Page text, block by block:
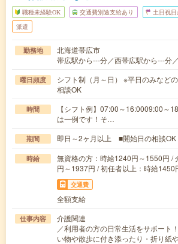
職種未経験OK 交通費別途支給あり 土日祝
派遣
勤務地
北海道帯広市
帯広駅から---分／西帯広駅から---分
曜日頻度
シフト制（月～日） ※平日のみなど
相談OK
時間
【シフト例】07:00～16:0009:00～
は一例です！そ…
期間 即日～2ヶ月以上 ■開始日の相談OK
時給
無資格の方：時給1240円～1550円 /
円～1937円 / 初任者以上：時給1450
交通費
全額支給
仕事内容
介護関連
／利用者の方の日常生活をサポー
い物や散歩に付き添ったり・折り紙